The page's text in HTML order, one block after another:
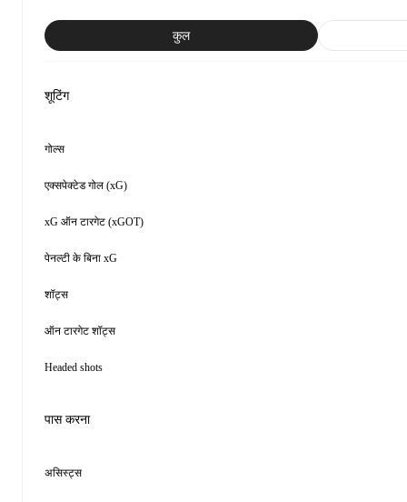
कुल
शूटिंग
गोल्स
एक्सपेक्टेड गोल (xG)
xG ऑन टारगेट (xGOT)
पेनल्टी के बिना xG
शॉट्स
ऑन टारगेट शॉट्स
Headed shots
पास करना
असिस्ट्स